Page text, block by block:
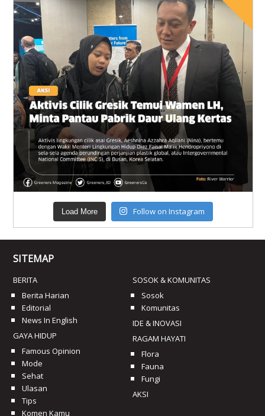
Load More Follow on Instagram
SITEMAP
BERITA
Berita Harian
Editorial
News In English
GAYA HIDUP
Famous Opinion
Mode
Sehat
Ulasan
Tips
Komen Kamu
SOSOK & KOMUNITAS
Sosok
Komunitas
IDE & INOVASI
RAGAM HAYATI
Flora
Fauna
Fungi
AKSI